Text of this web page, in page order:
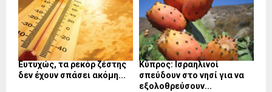
Ευτυχώς, τα ρεκόρ ζέστης
δεν έχουν σπάσει ακόμη...
Κύπρος: Ισραηλινοί
σπεύδουν στο νησί για να
εξολοθρεύσουν...